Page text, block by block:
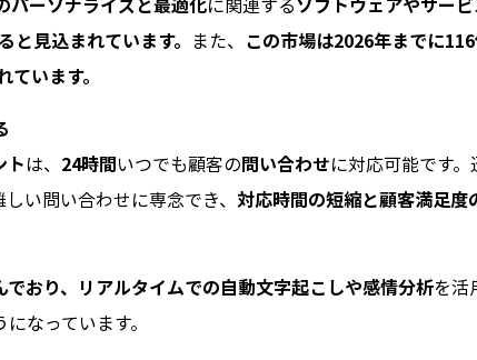
見込まれています。 また、 この市場は2026年までに
います。
トは、 24時間いつでも顧客の問い合わせに対応可能です。
い問い合わせに専念でき、 対応時間の短縮と顧客満足度
でおり、リアルタイムでの自動文字起こしや感情分析を活
なっています。